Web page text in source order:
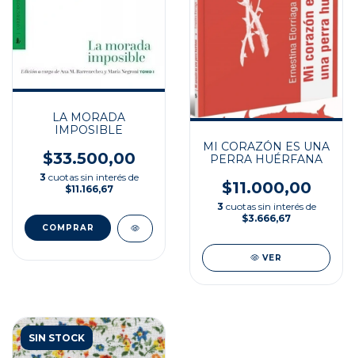
LA MORADA
IMPOSIBLE
$33.500,00
3 cuotas sin interés de
$11.166,67
MI CORAZÓN ES UNA
PERRA HUÉRFANA
$11.000,00
3 cuotas sin interés de
$3.666,67
VER
SIN STOCK